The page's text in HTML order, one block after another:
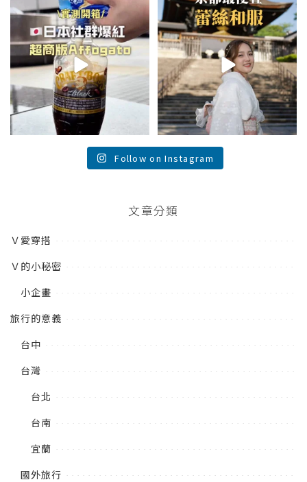
\🇯🇵日本爆紅!超商版Affogato
🍨☕️/
🏷️#吉推日本🇯🇵...
116 26
💭留言「蕾絲」傳預約🔗給你！
\🇯🇵京都最便宜蕾絲和服推
薦！/...
100 74
Follow on Instagram
文章分類
Ｖ愛穿搭
Ｖ的小秘密
小企畫
旅行的意義
台中
台灣
台北
台南
宜蘭
國外旅行